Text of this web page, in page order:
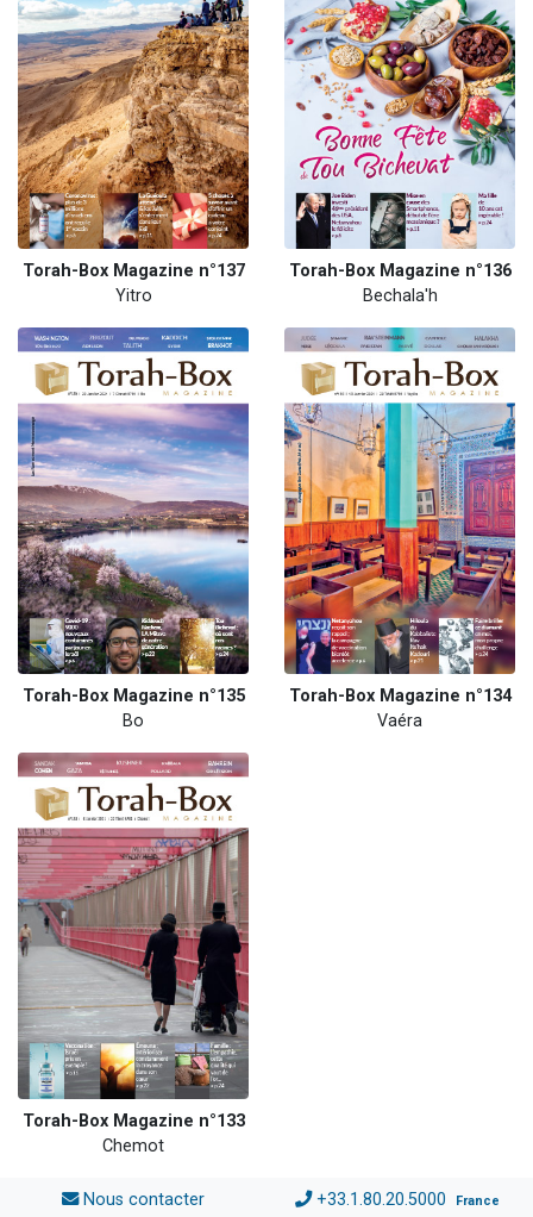
Torah-Box Magazine n°137
Yitro
Torah-Box Magazine n°136
Bechala'h
Torah-Box Magazine n°135
Bo
Torah-Box Magazine n°134
Vaéra
Torah-Box Magazine n°133
Chemot
Nous contacter +33.1.80.20.5000 France